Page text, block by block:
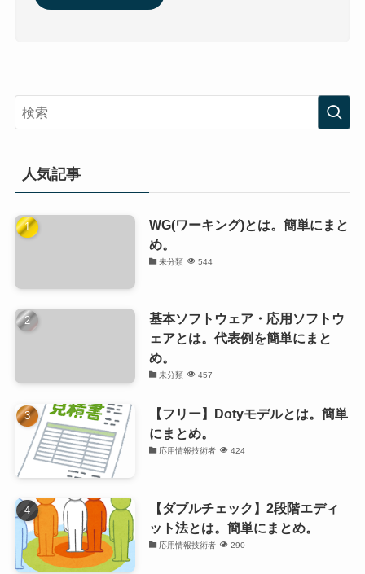
人気記事
WG(ワーキング)とは。簡単にまと
め。
未分類 544
基本ソフトウェア・応用ソフトウ
ェアとは。代表例を簡単にまと
め。
未分類 457
【フリー】Dotyモデルとは。簡単
にまとめ。
応用情報技術者 424
【ダブルチェック】2段階エディ
ット法とは。簡単にまとめ。
応用情報技術者 290